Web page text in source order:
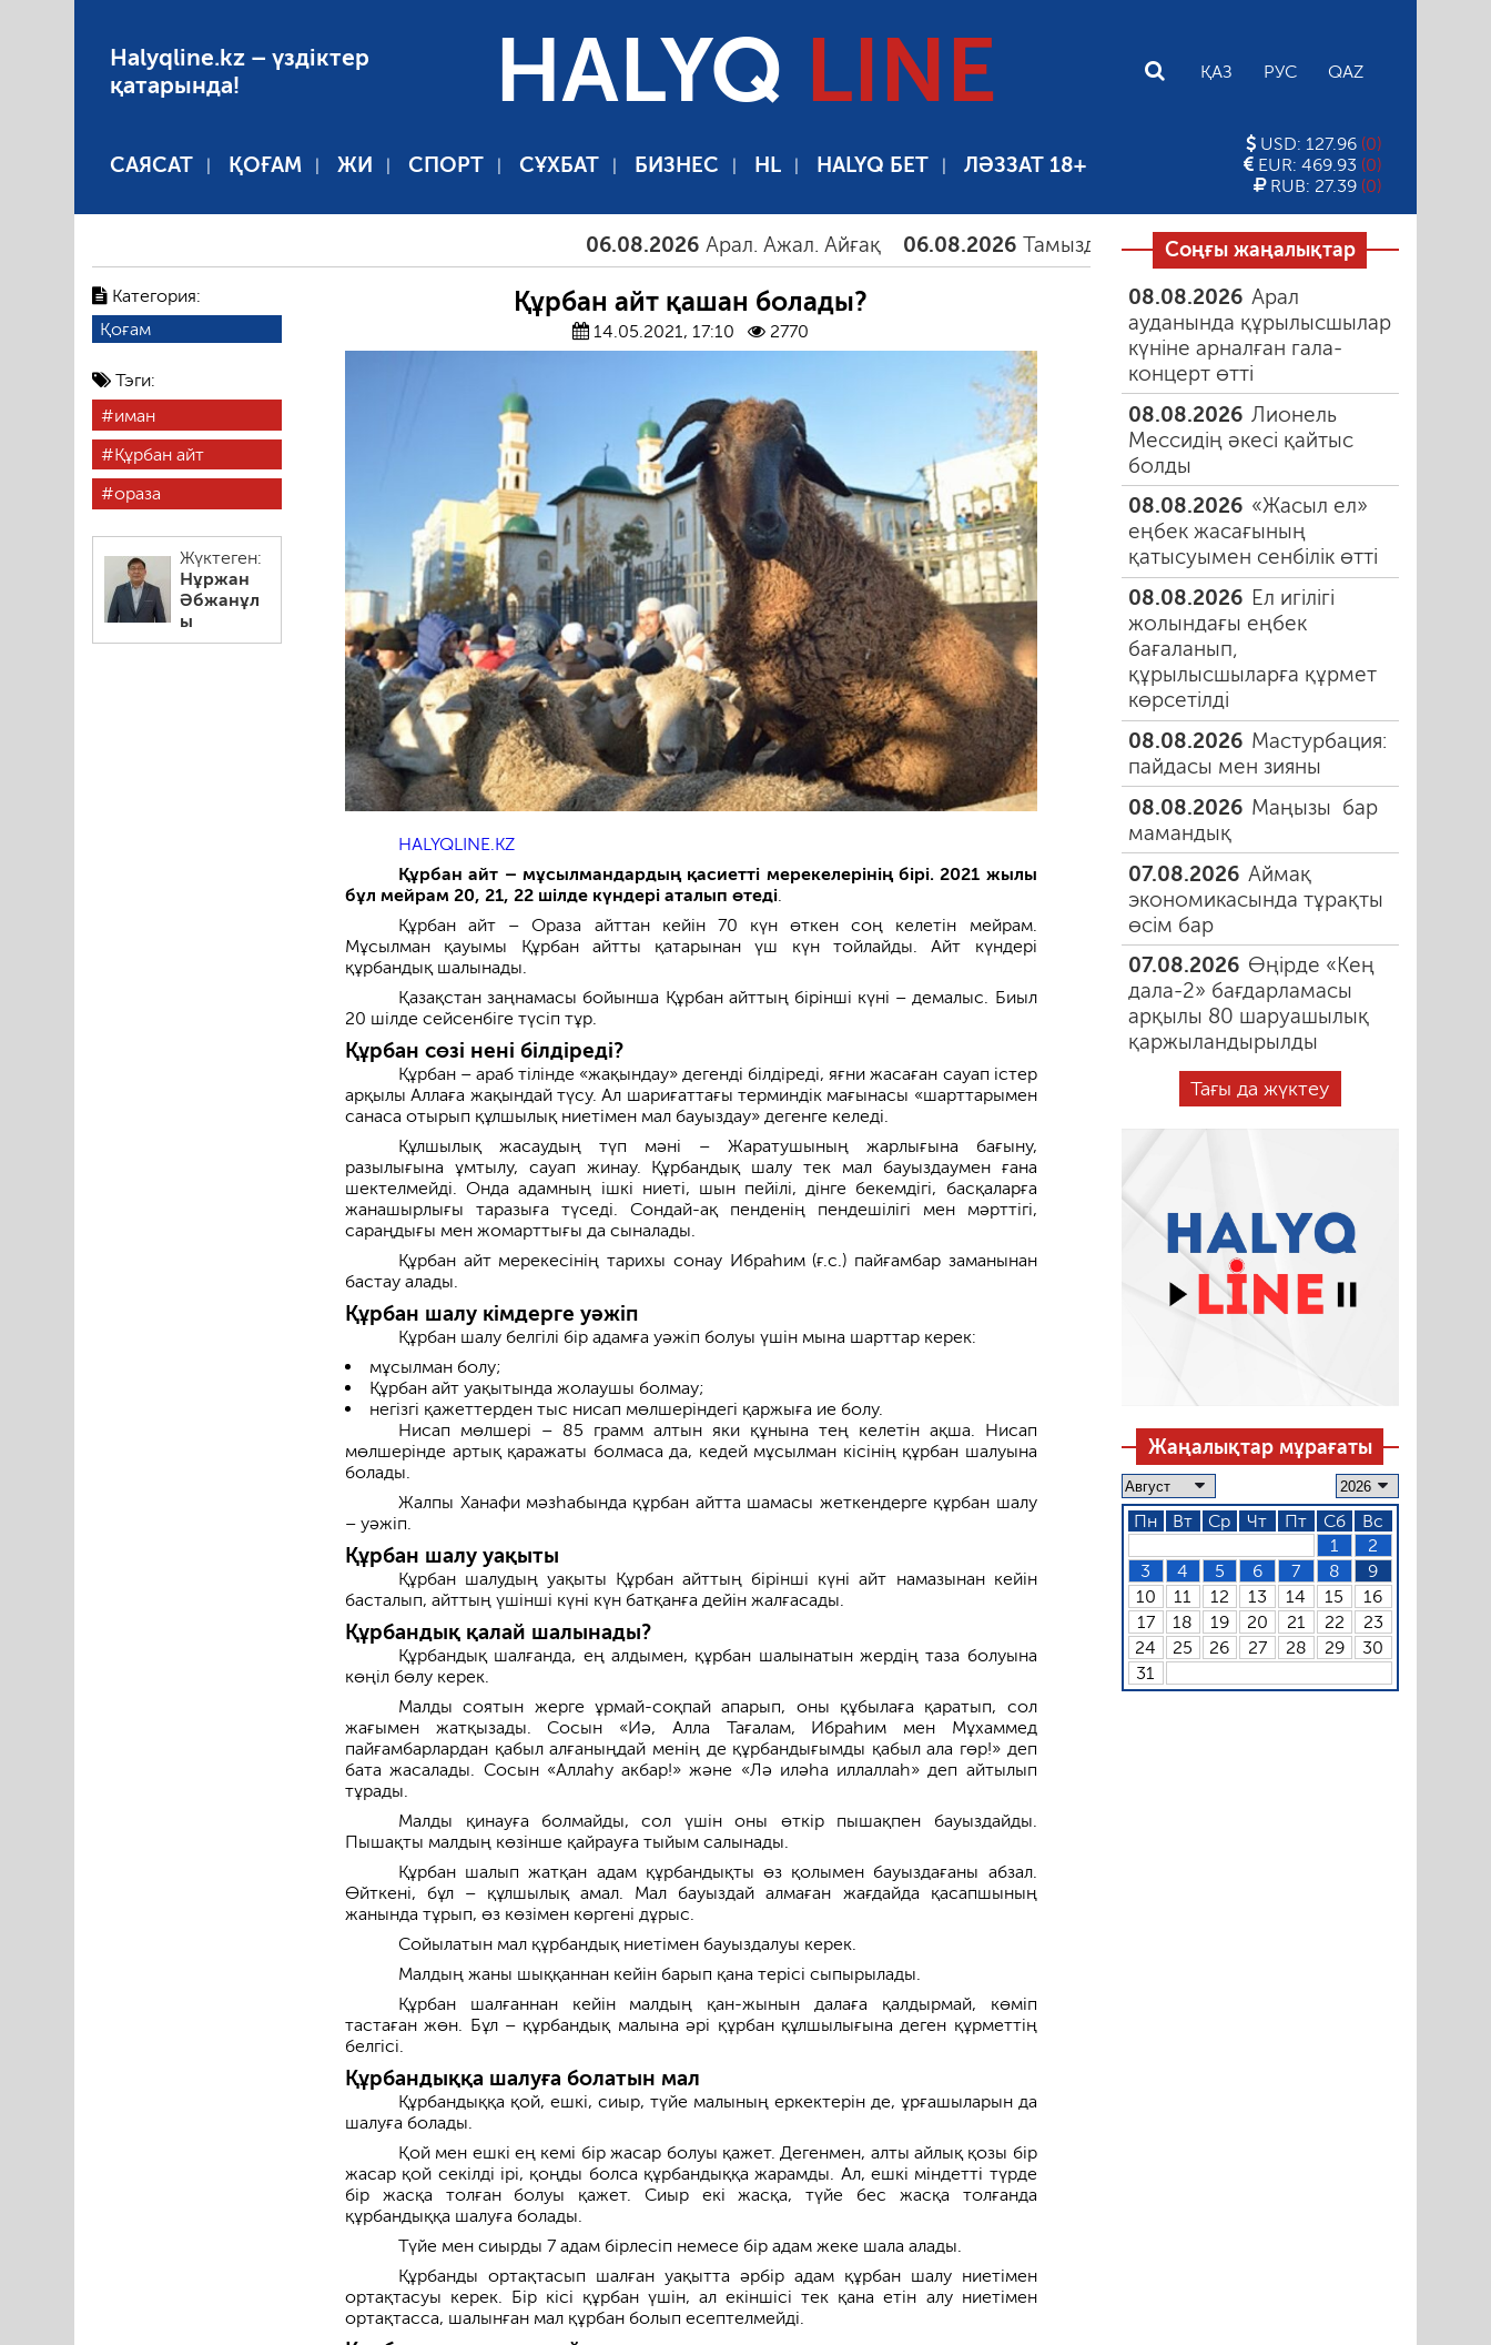
Halyqline.kz – үздіктер
қатарында!
HALYQ LINE ҚАЗ РУС QAZ
САЯСАТ ҚОҒАМ ЖИ СПОРТ СҰХБАТ БИЗНЕС HL HALYQ БЕТ ЛӘЗЗАТ 18+
USD: 127.96 (0)
EUR: 469.93 (0)
RUB: 27.39 (0)
06.08.2026 Арал. Ажал. Айғақ 06.08.2026 Тамыздағы таңғы түтін 06.08.2026 Құмарлық
Категория:
Қоғам
Тэги:
иман
Құрбан айт
ораза
Жүктеген:
Нұржан
Әбжанұл
ы
Құрбан айт қашан болады?
14.05.2021, 17:10 2770
HALYQLINE.KZ
Құрбан айт – мұсылмандардың қасиетті мерекелерінің бірі. 2021 жылы
бұл мейрам 20, 21, 22 шілде күндері аталып өтеді.
Құрбан айт – Ораза айттан кейін 70 күн өткен соң келетін мейрам.
Мұсылман қауымы Құрбан айтты қатарынан үш күн тойлайды. Айт күндері
құрбандық шалынады.
Қазақстан заңнамасы бойынша Құрбан айттың бірінші күні – демалыс. Биыл
20 шілде сейсенбіге түсіп тұр.
Құрбан сөзі нені білдіреді?
Құрбан – араб тілінде «жақындау» дегенді білдіреді, яғни жасаған сауап істер
арқылы Аллаға жақындай түсу. Ал шариғаттағы терминдік мағынасы «шарттарымен
санаса отырып құлшылық ниетімен мал бауыздау» дегенге келеді.
Құлшылық жасаудың түп мәні – Жаратушының жарлығына бағыну,
разылығына ұмтылу, сауап жинау. Құрбандық шалу тек мал бауыздаумен ғана
шектелмейді. Онда адамның ішкі ниеті, шын пейілі, дінге бекемдігі, басқаларға
жанашырлығы таразыға түседі. Сондай-ақ пенденің пендешілігі мен мәрттігі,
сараңдығы мен жомарттығы да сыналады.
Құрбан айт мерекесінің тарихы сонау Ибраһим (ғ.с.) пайғамбар заманынан
бастау алады.
Құрбан шалу кімдерге уәжіп
Құрбан шалу белгілі бір адамға уәжіп болуы үшін мына шарттар керек:
мұсылман болу;
Құрбан айт уақытында жолаушы болмау;
негізгі қажеттерден тыс нисап мөлшеріндегі қаржыға ие болу.
Нисап мөлшері – 85 грамм алтын яки құнына тең келетін ақша. Нисап
мөлшерінде артық қаражаты болмаса да, кедей мұсылман кісінің құрбан шалуына
болады.
Жалпы Ханафи мәзһабында құрбан айтта шамасы жеткендерге құрбан шалу
– уәжіп.
Құрбан шалу уақыты
Құрбан шалудың уақыты Құрбан айттың бірінші күні айт намазынан кейін
басталып, айттың үшінші күні күн батқанға дейін жалғасады.
Құрбандық қалай шалынады?
Құрбандық шалғанда, ең алдымен, құрбан шалынатын жердің таза болуына
көңіл бөлу керек.
Малды соятын жерге ұрмай-соқпай апарып, оны құбылаға қаратып, сол
жағымен жатқызады. Сосын «Иә, Алла Тағалам, Ибраһим мен Мұхаммед
пайғамбарлардан қабыл алғаныңдай менің де құрбандығымды қабыл ала гөр!» деп
бата жасалады. Сосын «Аллаһу акбар!» және «Лә иләһа иллаллаһ» деп айтылып
тұрады.
Малды қинауға болмайды, сол үшін оны өткір пышақпен бауыздайды.
Пышақты малдың көзінше қайрауға тыйым салынады.
Құрбан шалып жатқан адам құрбандықты өз қолымен бауыздағаны абзал.
Өйткені, бұл – құлшылық амал. Мал бауыздай алмаған жағдайда қасапшының
жанында тұрып, өз көзімен көргені дұрыс.
Сойылатын мал құрбандық ниетімен бауыздалуы керек.
Малдың жаны шыққаннан кейін барып қана терісі сыпырылады.
Құрбан шалғаннан кейін малдың қан-жынын далаға қалдырмай, көміп
тастаған жөн. Бұл – құрбандық малына әрі құрбан құлшылығына деген құрметтің
белгісі.
Құрбандыққа шалуға болатын мал
Құрбандыққа қой, ешкі, сиыр, түйе малының еркектерін де, ұрғашыларын да
шалуға болады.
Қой мен ешкі ең кемі бір жасар болуы қажет. Дегенмен, алты айлық қозы бір
жасар қой секілді ірі, қоңды болса құрбандыққа жарамды. Ал, ешкі міндетті түрде
бір жасқа толған болуы қажет. Сиыр екі жасқа, түйе бес жасқа толғанда
құрбандыққа шалуға болады.
Түйе мен сиырды 7 адам бірлесіп немесе бір адам жеке шала алады.
Құрбанды ортақтасып шалған уақытта әрбір адам құрбан шалу ниетімен
ортақтасуы керек. Бір кісі құрбан үшін, ал екіншісі тек қана етін алу ниетімен
ортақтасса, шалынған мал құрбан болып есептелмейді.
Соңғы жаңалықтар
08.08.2026 Арал
ауданында құрылысшылар
күніне арналған гала-
концерт өтті
08.08.2026 Лионель
Мессидің әкесі қайтыс
болды
08.08.2026 «Жасыл ел»
еңбек жасағының
қатысуымен сенбілік өтті
08.08.2026 Ел игілігі
жолындағы еңбек
бағаланып,
құрылысшыларға құрмет
көрсетілді
08.08.2026 Мастурбация:
пайдасы мен зияны
08.08.2026 Маңызы бар
мамандық
07.08.2026 Аймақ
экономикасында тұрақты
өсім бар
07.08.2026 Өңірде «Кең
дала-2» бағдарламасы
арқылы 80 шаруашылық
қаржыландырылды
Тағы да жүктеу
Жаңалықтар мұрағаты
Пн Вт Ср Чт Пт Сб
Вс
1
2
3
4 5 6 7 8
9
10
11 12 13 14 15
16
17
18 19 20 21 22
23
24
25 26 27 28 29
30
31